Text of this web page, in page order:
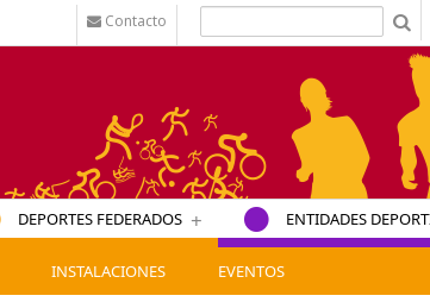
Contacto
DEPORTES FEDERADOS + ENTIDADES
INSTALACIONES EVENTOS